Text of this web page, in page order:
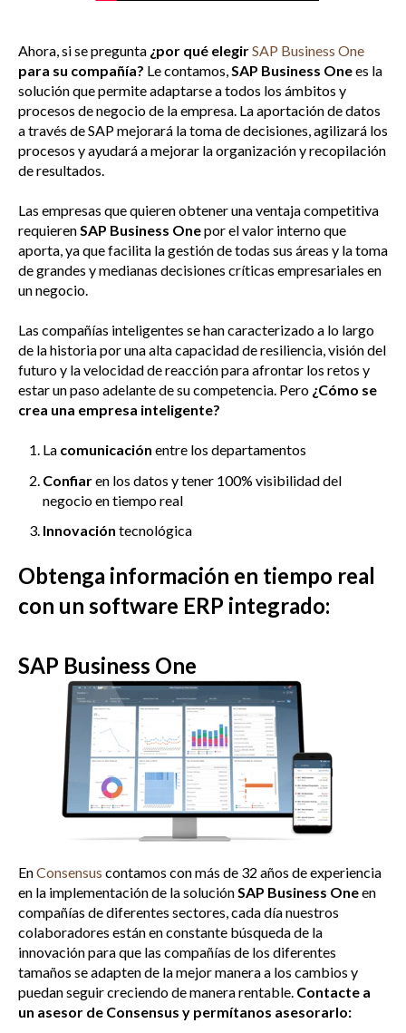
Ahora, si se pregunta ¿por qué elegirSAP Business One
para su compañía? Le contamos, SAP Business Onees la
solución que permite adaptarse a todos los ámbitos y
procesos de negocio de la empresa. La aportación de datos
a través de SAP mejorará la toma de decisiones, agilizará los
procesos y ayudará a mejorar la organización y recopilación
de resultados.
Las empresas que quieren obtener una ventaja competitiva
requieren SAP Business Onepor el valor interno que
aporta, ya que facilita la gestión de todas sus áreas y la toma
de grandes y medianas decisiones críticas empresariales en
un negocio.
Las compañías inteligentes se han caracterizado a lo largo
de la historia por una alta capacidad de resiliencia, visión del
futuro y la velocidad de reacción para afrontar los retos y
estar un paso adelante de su competencia. Pero ¿Cómo se
crea una empresa inteligente?
La comunicación entre los departamentos
Confiaren los datos y tener 100% visibilidad del
negocio en tiempo real
Innovación tecnológica
Obtenga información en tiempo real
con un software ERP integrado:
SAP Business One
EnConsensus contamos con más de 32 años de experiencia
en la implementación de la solución SAP Business Oneen
compañías de diferentes sectores, cada día nuestros
colaboradores están en constante búsqueda de la
innovación para que las compañías de los diferentes
tamaños se adapten de la mejor manera a los cambios y
puedan seguir creciendo de manera rentable. Contacte a
un asesor de Consensus y permítanos asesorarlo: